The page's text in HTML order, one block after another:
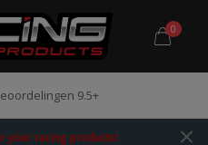
0
9.5+
your racing products!